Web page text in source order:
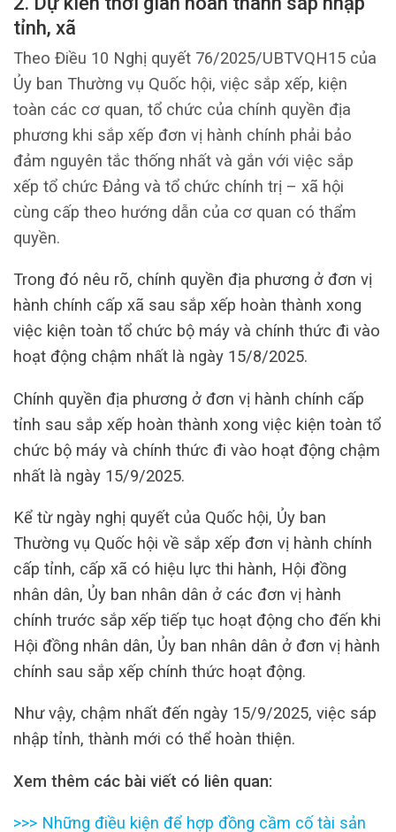
tỉnh, xã
Theo Điều 10 Nghị quyết 76/2025/UBTVQH15 của
Ủy ban Thường vụ Quốc hội, việc sắp xếp, kiện
toàn các cơ quan, tổ chức của chính quyền địa
phương khi sắp xếp đơn vị hành chính phải bảo
đảm nguyên tắc thống nhất và gắn với việc sắp
xếp tổ chức Đảng và tổ chức chính trị – xã hội
cùng cấp theo hướng dẫn của cơ quan có thẩm
quyền.
Trong đó nêu rõ, chính quyền địa phương ở đơn vị
hành chính cấp xã sau sắp xếp hoàn thành xong
việc kiện toàn tổ chức bộ máy và chính thức đi vào
hoạt động chậm nhất là ngày 15/8/2025.
Chính quyền địa phương ở đơn vị hành chính cấp
tỉnh sau sắp xếp hoàn thành xong việc kiện toàn tổ
chức bộ máy và chính thức đi vào hoạt động chậm
nhất là ngày 15/9/2025.
Kể từ ngày nghị quyết của Quốc hội, Ủy ban
Thường vụ Quốc hội về sắp xếp đơn vị hành chính
cấp tỉnh, cấp xã có hiệu lực thi hành, Hội đồng
nhân dân, Ủy ban nhân dân ở các đơn vị hành
chính trước sắp xếp tiếp tục hoạt động cho đến khi
Hội đồng nhân dân, Ủy ban nhân dân ở đơn vị hành
chính sau sắp xếp chính thức hoạt động.
Như vậy, chậm nhất đến ngày 15/9/2025, việc sáp
nhập tỉnh, thành mới có thể hoàn thiện.
Xem thêm các bài viết có liên quan:
>>> Những điều kiện để hợp đồng cầm cố tài sản